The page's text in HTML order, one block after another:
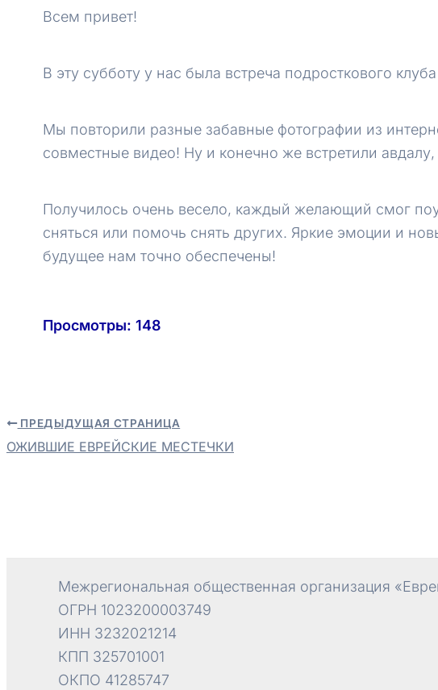
Всем привет!
В эту субботу у нас была встреча подросткового
Мы повторили разные забавные фотографии из
совместные видео! Ну и конечно же встретили авдалу,
Получилось очень весело, каждый желающий смог
сняться или помочь снять других. Яркие эмоции и
будущее нам точно обеспечены!
Просмотры: 148
Навигация
по
ПРЕДЫДУЩАЯ СТРАНИЦА
ОЖИВШИЕ ЕВРЕЙСКИЕ МЕСТЕЧКИ
Межрегиональная общественная организация
ОГРН 1023200003749
ИНН 3232021214
КПП 325701001
ОКПО 41285747